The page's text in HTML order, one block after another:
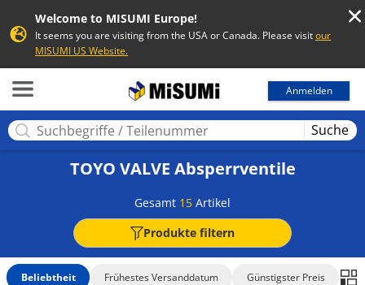
Welcome to MISUMI Europe!
It seems you are visiting from the USA or Canada. Please visitour
MISUMI US Website.
Anmelden
Suche
TOYO VALVE Absperrventile
Gesamt 15 Artikel
Produkte filtern
Beliebtheit Frühestes Versanddatum Günstigster Preis